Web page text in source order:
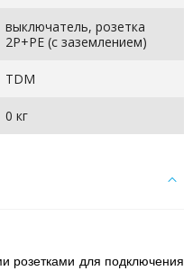
выключатель, розетка
2Р+РЕ (с заземлением)
TDM
0 кг
розетками для подключения